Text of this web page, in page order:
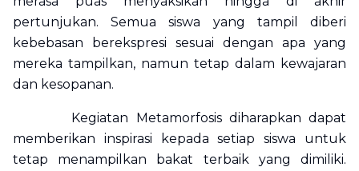
pertunjukan. Semua siswa yang tampil diberi
kebebasan berekspresi sesuai dengan apa yang
mereka tampilkan, namun tetap dalam kewajaran
dan kesopanan.
Kegiatan Metamorfosis diharapkan dapat
memberikan inspirasi kepada setiap siswa untuk
tetap menampilkan bakat terbaik yang dimiliki.